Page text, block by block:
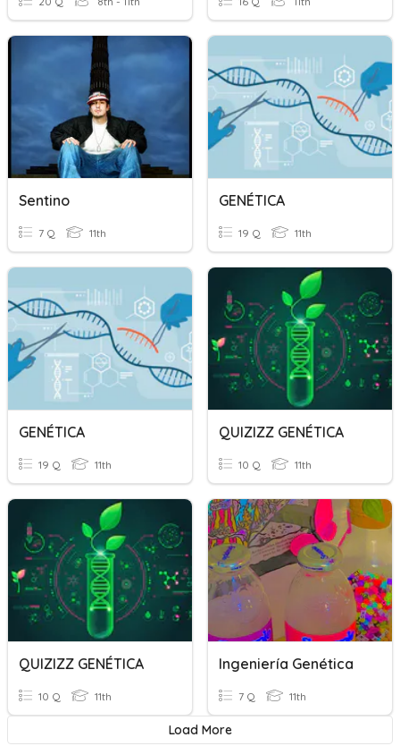
Sentino
7 Q 11th
GENÉTICA
19 Q 11th
GENÉTICA
19 Q 11th
QUIZIZZ GENÉTICA
10 Q 11th
QUIZIZZ GENÉTICA
10 Q 11th
Ingeniería Genética
7 Q 11th
Load More